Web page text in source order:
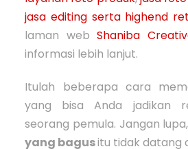
jasa editing serta highend
laman webShaniba
informasi lebih lanjut.
Itulah beberapa cara
yang bisa Anda jadikan
seorang pemula. Jangan lupa,
yang bagusitu tidak datang